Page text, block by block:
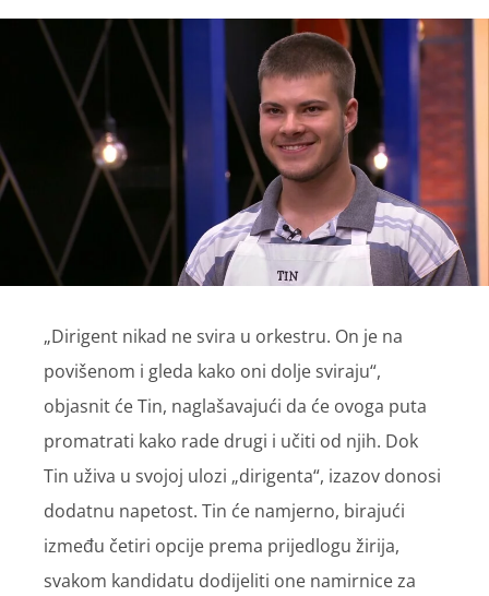
„Dirigent nikad ne svira u orkestru. On je na
povišenom i gleda kako oni dolje sviraju“,
objasnit će Tin, naglašavajući da će ovoga puta
promatrati kako rade drugi i učiti od njih. Dok
Tin uživa u svojoj ulozi „dirigenta“, izazov donosi
dodatnu napetost. Tin će namjerno, birajući
između četiri opcije prema prijedlogu žirija,
svakom kandidatu dodijeliti one namirnice za